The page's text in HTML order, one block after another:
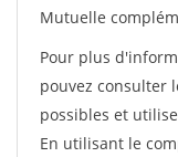
Mutuelle
Pour plus
pouvez consulter
possibles et
En utilisant le